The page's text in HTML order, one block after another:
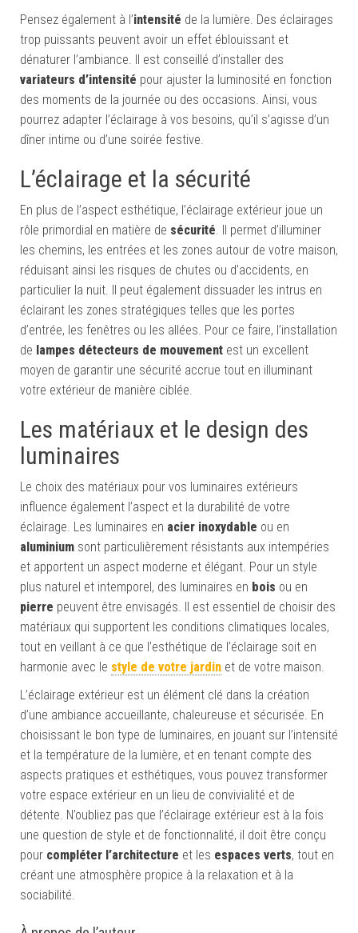
Pensez également à l’intensité de la lumière. Des éclairages
trop puissants peuvent avoir un effet éblouissant et
dénaturer l’ambiance. Il est conseillé d’installer des
variateurs d’intensité pour ajuster la luminosité en fonction
des moments de la journée ou des occasions. Ainsi, vous
pourrez adapter l’éclairage à vos besoins, qu’il s’agisse d’un
dîner intime ou d’une soirée festive.
L’éclairage et la sécurité
En plus de l’aspect esthétique, l’éclairage extérieur joue un
rôle primordial en matière de sécurité. Il permet d’illuminer
les chemins, les entrées et les zones autour de votre maison,
réduisant ainsi les risques de chutes ou d’accidents, en
particulier la nuit. Il peut également dissuader les intrus en
éclairant les zones stratégiques telles que les portes
d’entrée, les fenêtres ou les allées. Pour ce faire, l’installation
de lampes détecteurs de mouvement est un excellent
moyen de garantir une sécurité accrue tout en illuminant
votre extérieur de manière ciblée.
Les matériaux et le design des
luminaires
Le choix des matériaux pour vos luminaires extérieurs
influence également l’aspect et la durabilité de votre
éclairage. Les luminaires en acier inoxydable ou en
aluminium sont particulièrement résistants aux intempéries
et apportent un aspect moderne et élégant. Pour un style
plus naturel et intemporel, des luminaires en bois ou en
pierre peuvent être envisagés. Il est essentiel de choisir des
matériaux qui supportent les conditions climatiques locales,
tout en veillant à ce que l’esthétique de l’éclairage soit en
harmonie avec le style de votre jardin et de votre maison.
L’éclairage extérieur est un élément clé dans la création
d’une ambiance accueillante, chaleureuse et sécurisée. En
choisissant le bon type de luminaires, en jouant sur l’intensité
et la température de la lumière, et en tenant compte des
aspects pratiques et esthétiques, vous pouvez transformer
votre espace extérieur en un lieu de convivialité et de
détente. N’oubliez pas que l’éclairage extérieur est à la fois
une question de style et de fonctionnalité, il doit être conçu
pour compléter l’architecture et les espaces verts, tout en
créant une atmosphère propice à la relaxation et à la
sociabilité.